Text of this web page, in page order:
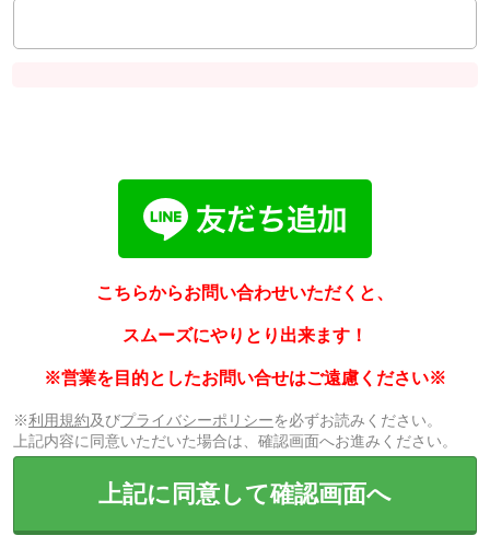
こちらからお問い合わせいただくと、
スムーズにやりとり出来ます！
※営業を目的としたお問い合せはご遠慮ください※
※利用規約及びプライバシーポリシーを必ずお読みください。
上記内容に同意いただいた場合は、確認画面へお進みください。
上記に同意して確認画面へ